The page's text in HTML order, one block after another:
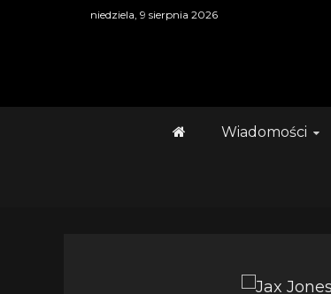
niedziela, 9 sierpnia 2026
Wiadomości